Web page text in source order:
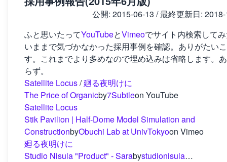
公開: 2015-06-13 / 最終更新日:
ふと思いたってYouTubeとVimeoでサイト内検索して
いままで気づかなかった採用事例を確認。ありがたい
す。これまでより多めなので埋め込みは省略します。
らず。
Satellite Locus/廻る夜明けに
The Price of Organicby7Subtleon YouTube
Satellite Locus
Stik Pavilion | Half-Dome Model Simulation and
ConstructionbyObuchi Lab at UnivTokyoon Vimeo
廻る夜明けに
Studio Nisula "Product" - Sarabystudionisula…